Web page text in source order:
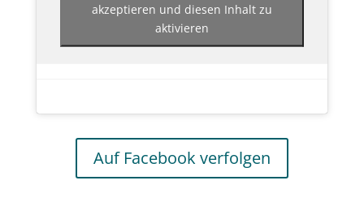
akzeptieren und diesen Inhalt zu
aktivieren
Auf Facebook verfolgen